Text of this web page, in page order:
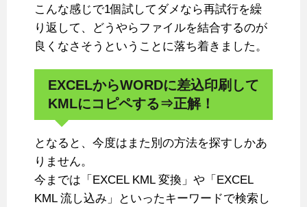
こんな感じで1個試してダメなら再試行を繰
り返して、どうやらファイルを結合するのが
良くなさそうということに落ち着きました。
EXCELからWORDに差込印刷して
KMLにコピペする⇒正解！
となると、今度はまた別の方法を探すしかあ
りません。
今までは「EXCEL KML 変換」や「EXCEL
KML 流し込み」といったキーワードで検索し